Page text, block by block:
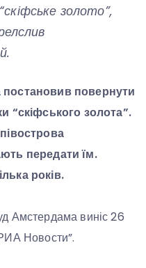
золото”,
повернути
“скіфського золота”.
передати їм.
років.
Амстердама виніс 26
Новости”.